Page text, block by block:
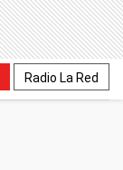
Radio La Red